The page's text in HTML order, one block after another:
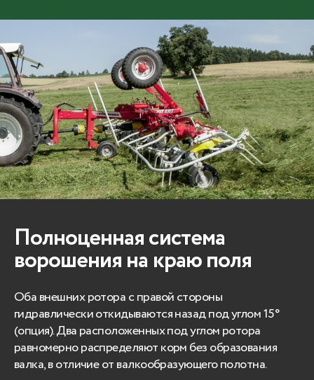
Полноценная система
ворошения на краю поля
Оба внешних ротора с правой стороны
гидравлически откидываются назад под углом 15°
(опция). Два расположенных под углом ротора
равномерно распределяют корм без образования
валка, в отличие от валкообразующего полотна.